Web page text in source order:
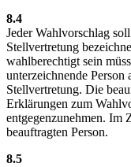
8.4
Jeder Wahlvorschlag
Stellvertretung
wahlberechtigt sein
unterzeichnende
Stellvertretung. Die
Erklärungen zum
entgegenzunehmen.
beauftragten Person.
8.5